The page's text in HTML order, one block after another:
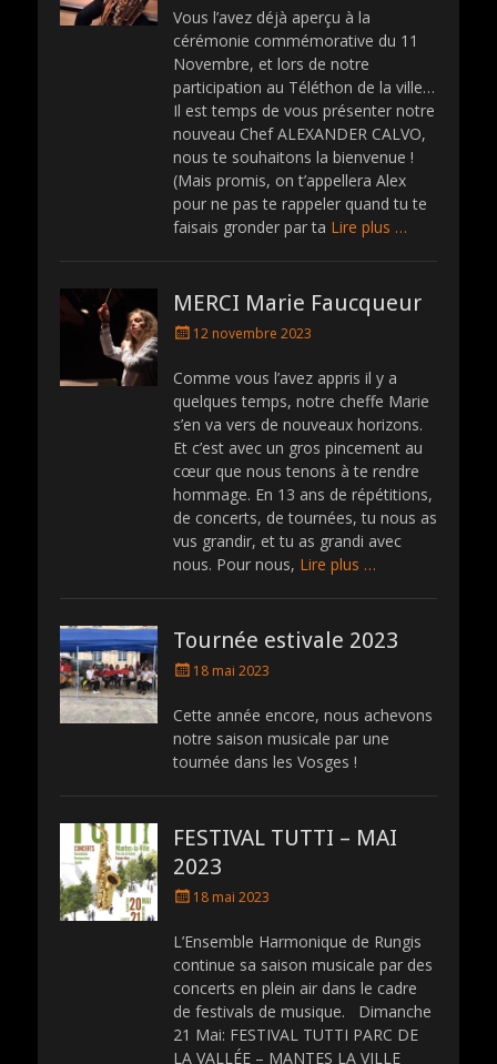
s
e
d
o
n
Vous l’avez déjà aperçu à la
cérémonie commémorative du 11
Novembre, et lors de notre
participation au Téléthon de la ville…
Il est temps de vous présenter notre
nouveau Chef ALEXANDER CALVO,
nous te souhaitons la bienvenue !
(Mais promis, on t’appellera Alex
pour ne pas te rappeler quand tu te
faisais gronder par ta Lire plus …
MERCI Marie Faucqueur
P
s
e
d
o
n
12 novembre 2023
Comme vous l’avez appris il y a
quelques temps, notre cheffe Marie
s’en va vers de nouveaux horizons.
Et c’est avec un gros pincement au
cœur que nous tenons à te rendre
hommage. En 13 ans de répétitions,
de concerts, de tournées, tu nous as
vus grandir, et tu as grandi avec
nous. Pour nous, Lire plus …
Tournée estivale 2023
P
s
e
d
18 mai 2023
Cette année encore, nous achevons
notre saison musicale par une
tournée dans les Vosges !
FESTIVAL TUTTI – MAI
2023
P
s
e
d
o
n
18 mai 2023
L’Ensemble Harmonique de Rungis
continue sa saison musicale par des
concerts en plein air dans le cadre
de festivals de musique. Dimanche
21 Mai: FESTIVAL TUTTI PARC DE
LA VALLÉE – MANTES LA VILLE